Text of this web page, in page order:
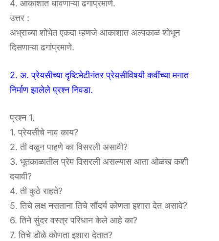
4. आकाशात धावणाऱ्या ढगांप्रमाणे.
उत्तर :
अभ्राच्या शोभेत एकदा म्हणजे आकाशात अल्पकाळ शोभून
दिसणाऱ्या ढगांप्रमाणे.
2. अ. प्रेयसीच्या दृष्टिभेटीनंतर प्रेयसीविषयी कवींच्या मनात
निर्माण झालेले प्रश्न निवडा.
प्रश्न 1.
1. प्रेयसीचे नाव काय?
2. ती वळून पाहणे का विसरली असावी?
3. भूतकाळातील प्रेम विसरली असल्यास आता ओळख कशी
दयावी?
4. ती कुठे राहते?
5. तिचे लक्ष नसताना तिचे सौंदर्य कोणता इशारा देत असावे?
6. तिने सुंदर वस्त्र परिधान केले आहे का?
7. तिचे डोळे कोणता इशारा देतात?